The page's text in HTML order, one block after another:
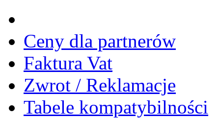
Ceny dla partnerów
Faktura Vat
Zwrot / Reklamacje
Tabele kompatybilności